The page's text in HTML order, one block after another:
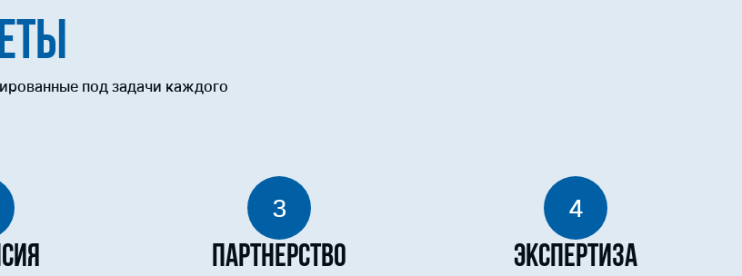
под задачи каждого
3
Партнерство
4
Экспертиза